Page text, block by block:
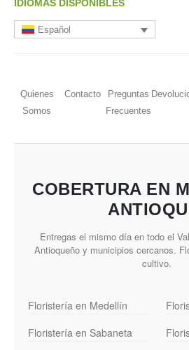
IDIOMAS DISPONIBLES
Español
Quienes
Somos
Contacto
Preguntas
Frecuentes
COBERTURA EN
Entregas el mismo día en todo el
Antioqueño y municipios cercanos.
cultivo.
Floristería en Medellín
Floristería en Sabaneta